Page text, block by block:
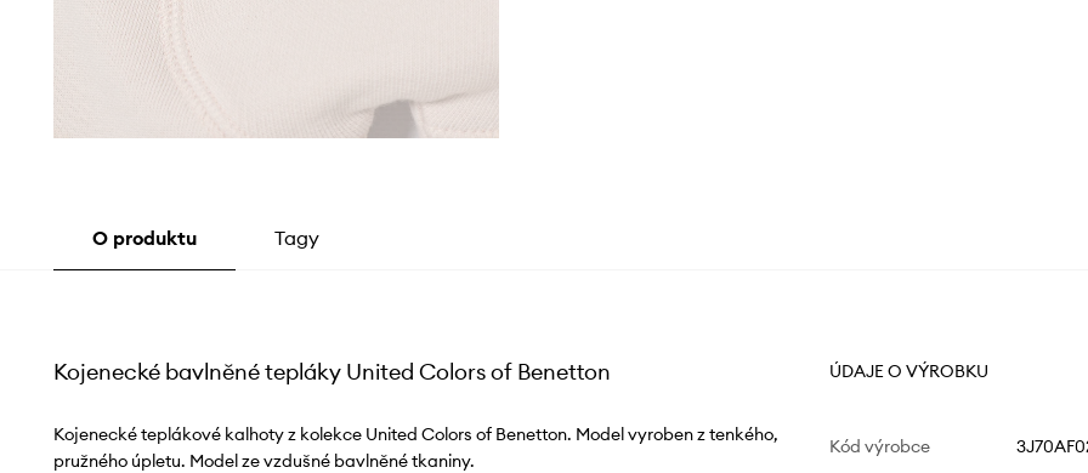
O produktu Tagy
Kojenecké bavlněné tepláky United Colors of Benetton
Kojenecké teplákové kalhoty z kolekce United Colors of Benetton. Model vyroben z tenkého,
pružného úpletu. Model ze vzdušné bavlněné tkaniny.
ÚDAJE O VÝROBKU
Kód výrobce